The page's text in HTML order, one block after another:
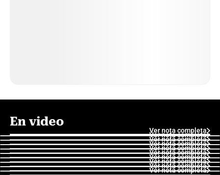
En video
Ver nota completa
Ver nota completa
Ver nota completa
Ver nota completa
Ver nota completa
Ver nota completa
Ver nota completa
Ver nota completa
Ver nota completa
Ver nota completa